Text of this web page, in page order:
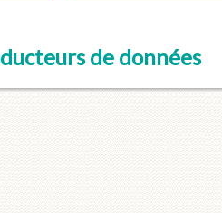
de données